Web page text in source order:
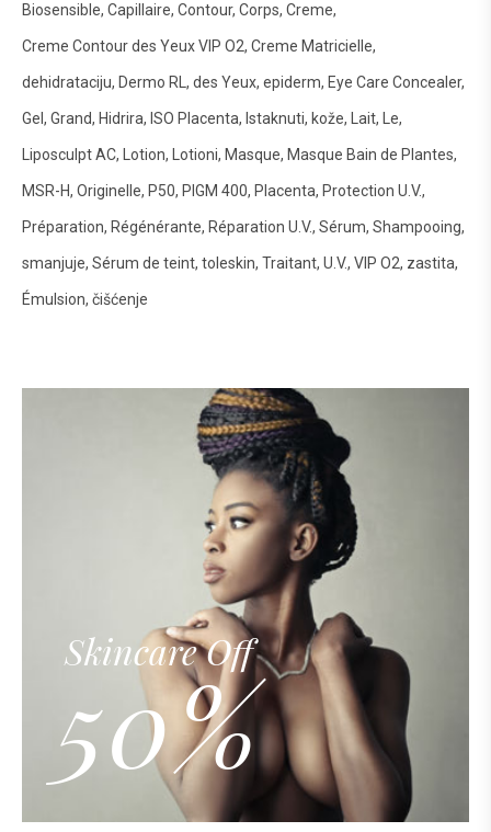
Biosensible Capillaire Contour Corps Creme
Creme Contour des Yeux VIP O2 Creme Matricielle
dehidrataciju Dermo RL des Yeux epiderm Eye Care Concealer
Gel Grand Hidrira ISO Placenta Istaknuti kože Lait Le
Liposculpt AC Lotion Lotioni Masque Masque Bain de Plantes
MSR-H Originelle P50 PIGM 400 Placenta Protection U.V.
Préparation Régénérante Réparation U.V. Sérum Shampooing
smanjuje Sérum de teint toleskin Traitant U.V. VIP O2 zastita
Émulsion čišćenje
Skincare Off
50%